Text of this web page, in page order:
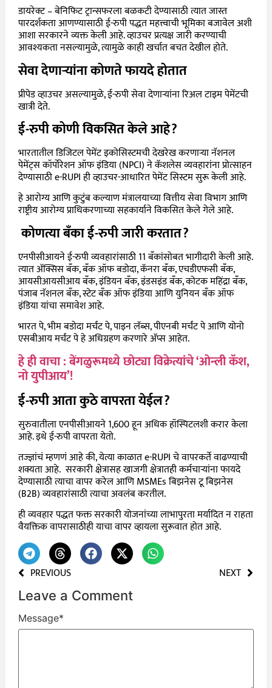
डायरेक्ट – बेनिफिट ट्रान्सफरला बळकटी देण्यासाठी त्यात जास्त
पारदर्शकता आणण्यासाठी ई-रुपी पद्धत महत्त्वाची भूमिका बजावेल अशी
आशा सरकारने व्यक्त केली आहे. व्हाउचर प्रत्यक्ष जारी करण्याची
आवश्यकता नसल्यामुळे, त्यामुळे काही खर्चात बचत देखील होते.
सेवा देणाऱ्यांना कोणते फायदे होतात
प्रीपेड व्हाउचर असल्यामुळे, ई-रुपी सेवा देणाऱ्यांना रिअल टाइम पेमेंटची
खात्री देते.
ई-रुपी कोणी विकसित केले आहे?
भारतातील डिजिटल पेमेंट इकोसिस्टमची देखरेख करणाऱ्या नॅशनल
पेमेंट्स कॉर्पोरेशन ऑफ इंडिया (NPCI) ने कॅशलेस व्यवहारांना प्रोत्साहन
देण्यासाठी e-RUPI ही व्हाउचर-आधारित पेमेंट सिस्टम सुरू केली आहे.
हे आरोग्य आणि कुटुंब कल्याण मंत्रालयाच्या वित्तीय सेवा विभाग आणि
राष्ट्रीय आरोग्य प्राधिकरणाच्या सहकार्याने विकसित केले गेले आहे.
कोणत्या बँका ई-रुपी जारी करतात?
एनपीसीआयनेई-रुपी व्यवहारांसाठी 11 बँकांसोबत भागीदारी केली आहे.
त्यात अ‍ॅक्सिस बँक, बँक ऑफ बडोदा, कॅनरा बँक, एचडीएफसी बँक,
आयसीआयसीआय बँक, इंडियन बँक, इंडसइंड बँक, कोटक महिंद्रा बँक,
पंजाब नॅशनल बँक, स्टेट बँक ऑफ इंडिया आणि युनियन बँक ऑफ
इंडिया यांचा समावेश आहे.
भारत पे, भीम बडोदा मर्चंट पे, पाइन लॅब्स, पीएनबी मर्चंट पे आणि योनो
एसबीआय मर्चंट पे हे अधिग्रहण करणारे अ‍ॅप्स आहेत.
हे ही वाचा : बेंगळुरूमध्ये छोट्या विक्रेत्यांचे ‘ओन्ली कॅश,
नो युपीआय’!
ई-रुपी आता कुठे वापरता येईल?
सुरुवातीला एनपीसीआयने 1,600 हून अधिक हॉस्पिटलशी करार केला
आहे. इथे ई-रुपी वापरता येतो.
तज्ज्ञांचं म्हणणं आहे की, येत्या काळात e-RUPI चे वापरकर्ते वाढण्याची
शक्यता आहे. सरकारी क्षेत्रासह खाजगी क्षेत्रातही कर्मचाऱ्यांना फायदे
देण्यासाठी त्याचा वापर करेल आणि MSMEs बिझनेस टू बिझनेस
(B2B) व्यवहारांसाठी त्याचा अवलंब करतील.
ही व्यवहार पद्धत फक्त सरकारी योजनांच्या लाभापुरता मर्यादित न राहता
वैयक्तिक वापरासाठीही याचा वापर व्हायला सुरूवात होत आहे.
PREVIOUS NEXT
Leave a Comment
Message*